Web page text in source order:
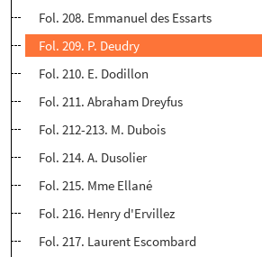
Fol. 208. Emmanuel des Essarts
Fol. 209. P. Deudry
Fol. 210. E. Dodillon
Fol. 211. Abraham Dreyfus
Fol. 212-213. M. Dubois
Fol. 214. A. Dusolier
Fol. 215. Mme Ellané
Fol. 216. Henry d'Ervillez
Fol. 217. Laurent Escombard